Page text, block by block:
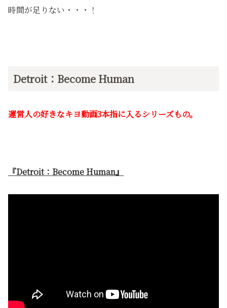
時間が足りない・・・！
Detroit：Become Human
運営人の好きなキヨ動画3本指に入るシリーズもの。
『Detroit：Become Human』